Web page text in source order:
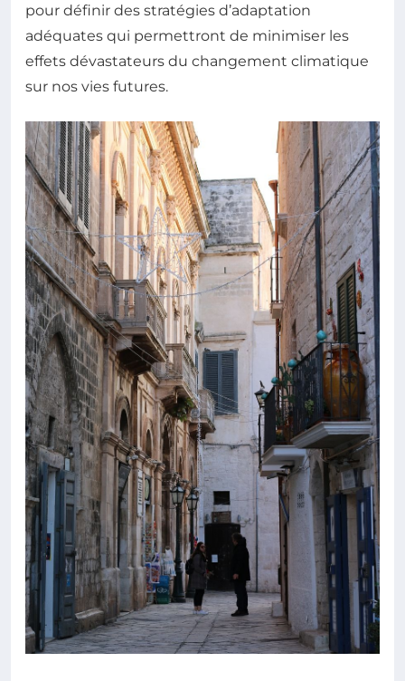
pour définir des stratégies d’adaptation
adéquates qui permettront de minimiser les
effets dévastateurs du changement climatique
sur nos vies futures.